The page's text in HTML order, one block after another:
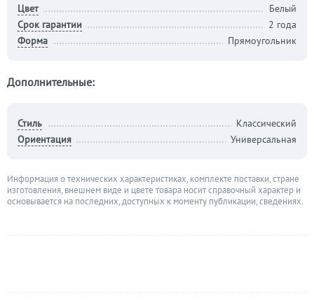
Цвет
Белый
Срок гарантии
2 года
Форма
Прямоугольник
Дополнительные:
Стиль
Классический
Ориентация
Универсальная
Информация о технических характеристиках, комплекте поставки, стране
изготовления, внешнем виде и цвете товара носит справочный характер и
основывается на последних, доступных к моменту публикации, сведениях.